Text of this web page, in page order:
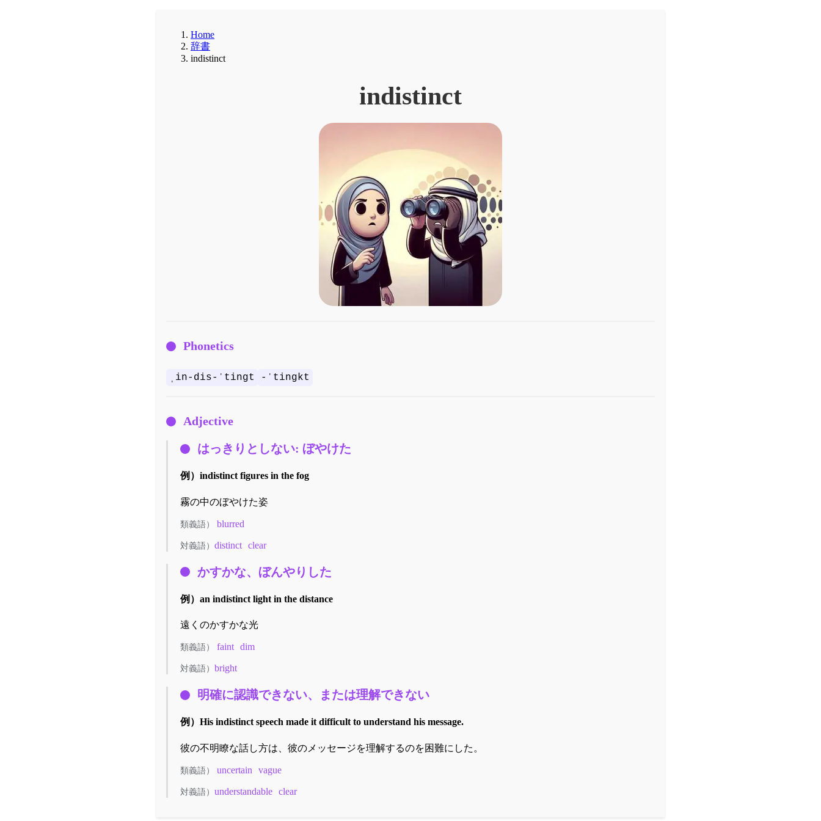
Home
辞書
indistinct
indistinct
Phonetics
ˌin-dis-ˈtingt -ˈtingkt
Adjective
はっきりとしない: ぼやけた
例） indistinct figures in the fog
霧の中のぼやけた姿
類義語） blurred
対義語） distinct clear
かすかな、ぼんやりした
例） an indistinct light in the distance
遠くのかすかな光
類義語） faint dim
対義語） bright
明確に認識できない、または理解できない
例） His indistinct speech made it difficult to understand his message.
彼の不明瞭な話し方は、彼のメッセージを理解するのを困難にした。
類義語） uncertain vague
対義語） understandable clear